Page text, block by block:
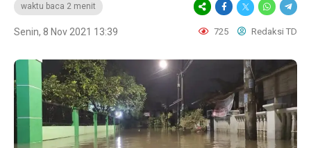
waktu baca 2 menit
Senin, 8 Nov 2021 13:39 725 Redaksi TD